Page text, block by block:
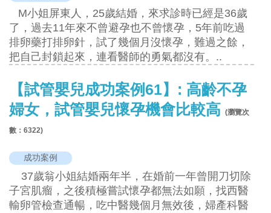
M小姐屏東人，25歲結婚，來求診時已經是36歲
了，過去11年來不曾避孕也不曾懷孕，5年前吃過
排卵藥打排卵針，試了幾個月沒懷孕，難過之餘，
把自己封鎖起來，連看醫師的勇氣都沒有。..
【試管嬰兒成功案例61】: 高齡不孕
婦女，試管嬰兒懷孕機會比較高 (瀏覽次
數：6322)
成功案例
37歲翁小姐結婚兩年半，在婚前一年曾開刀切除
子宮肌瘤，之後積極嘗試懷孕都無法如願，找西醫
輸卵管檢查通暢，吃中醫幾個月無效後，婦產科醫